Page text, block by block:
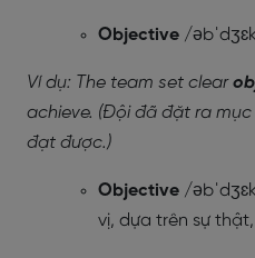
Objective /
Ví dụ: The team set clear
achieve. (Đội đã đặt ra
đạt được.)
Objective /
vị, dựa trên sự